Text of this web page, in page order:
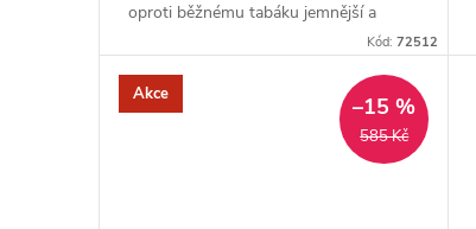
oproti běžnému tabáku jemnější a
nasládlejší. Z nabídky e-liquidů je tato
Kód:72512
Akce
585 Kč
–15 %